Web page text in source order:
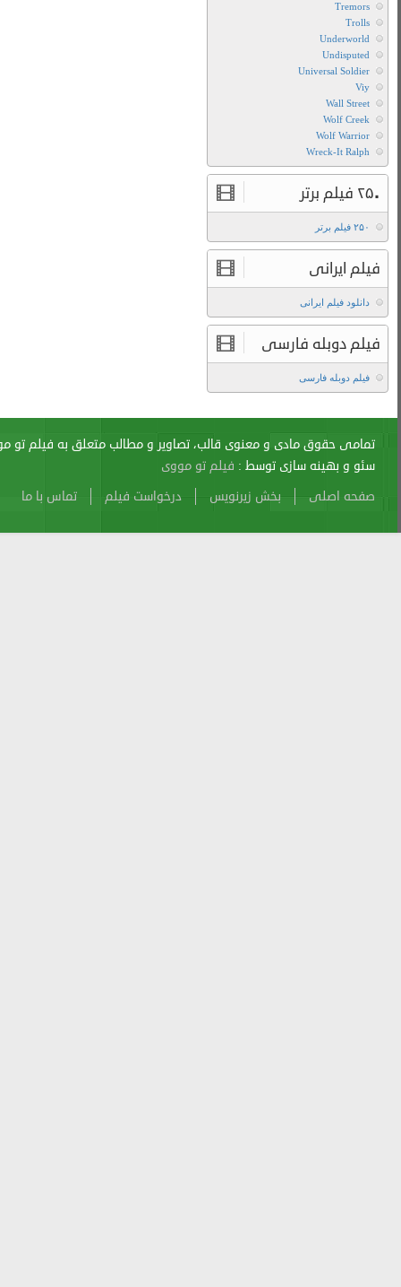
از آن پیگرد قانونی دارد.
sitemap Atom Cache Search Alexa